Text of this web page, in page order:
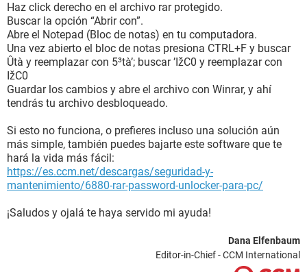
Haz click derecho en el archivo rar protegido.
Buscar la opción “Abrir con”.
Abre el Notepad (Bloc de notas) en tu computadora.
Una vez abierto el bloc de notas presiona CTRL+F y buscar
Ûtà y reemplazar con 5³tà’; buscar ’IžC0 y reemplazar con
IžC0
Guardar los cambios y abre el archivo con Winrar, y ahí
tendrás tu archivo desbloqueado.
Si esto no funciona, o prefieres incluso una solución aún
más simple, también puedes bajarte este software que te
hará la vida más fácil:
https://es.ccm.net/descargas/seguridad-y-
mantenimiento/6880-rar-password-unlocker-para-pc/
¡Saludos y ojalá te haya servido mi ayuda!
Dana Elfenbaum
Editor-in-Chief - CCM International